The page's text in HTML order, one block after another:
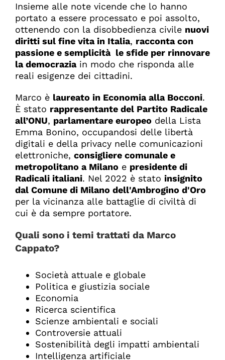
Insieme alle note vicende che lo hanno
portato a essere processato e poi assolto,
ottenendo con la disobbedienza civile nuovi
diritti sul fine vita in Italia, racconta con
passione e semplicità le sfide per rinnovare
la democraziain modo che risponda alle
reali esigenze dei cittadini.
Marco è laureato in Economia alla Bocconi.
È stato rappresentante del Partito Radicale
all’ONU, parlamentare europeodella Lista
Emma Bonino, occupandosi delle libertà
digitali e della privacy nelle comunicazioni
elettroniche, consigliere comunale e
metropolitano a Milanoe presidente di
Radicali italiani. Nel 2022 è stato insignito
dal Comune di Milano dell'Ambrogino d'Oro
per la vicinanza alle battaglie di civiltà di
cui è da sempre portatore.
Quali sono i temi trattati da Marco
Cappato?
Società attuale e globale
Politica e giustizia sociale
Economia
Ricerca scientifica
Scienze ambientali e sociali
Controversie attuali
Sostenibilità degli impatti ambientali
Intelligenza artificiale